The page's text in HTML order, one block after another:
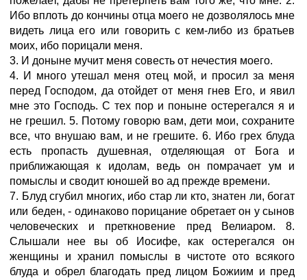
Ибо вплоть до кончины отца моего не дозволялось мне
видеть лица его или говорить с кем-либо из братьев
моих, ибо порицали меня.
3. И доныне мучит меня совесть от нечестия моего.
4. И много утешал меня отец мой, и просил за меня
перед Господом, да отойдет от меня гнев Его, и явил
мне это Господь. С тех пор и поныне остерегался я и
не грешил. 5. Потому говорю вам, дети мои, сохраните
все, что внушаю вам, и не грешите. 6. Ибо грех блуда
есть пропасть душевная, отделяющая от Бога и
приближающая к идолам, ведь он помрачает ум и
помыслы и сводит юношей во ад прежде времени.
7. Блуд сгубил многих, ибо стар ли кто, знатен ли, богат
или беден, - одинаково порицание обретает он у сынов
человеческих и преткновение пред Велиаром. 8.
Слышали нее вы об Иосифе, как остерегался он
женщины и хранил помыслы в чистоте ото всякого
блуда и обрел благодать пред лицом Божиим и пред